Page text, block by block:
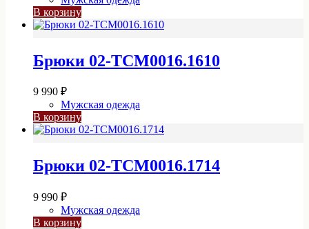
В корзину
Брюки 02-TCM0016.1610
9 990 ₽
Мужская одежда
В корзину
Брюки 02-TCM0016.1714
9 990 ₽
Мужская одежда
В корзину